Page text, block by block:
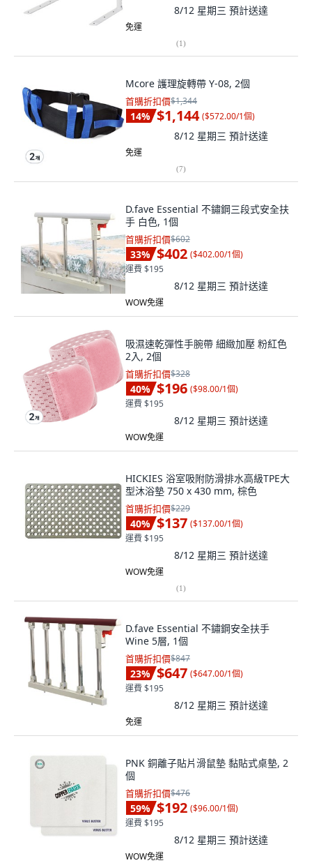
8/12 星期三 預計送達
免運
(1)
Mcore 護理旋轉帶 Y-08, 2個
首購折扣價$1,344
14% $1,144 ($572.00/1個)
8/12 星期三 預計送達
免運
(7)
D.fave Essential 不鏽鋼三段式安全扶
手 白色, 1個
首購折扣價$602
33% $402 ($402.00/1個)
運費 $195
8/12 星期三 預計送達
WOW免運
吸濕速乾彈性手腕帶 細緻加壓 粉紅色
2入, 2個
首購折扣價$328
40% $196 ($98.00/1個)
運費 $195
8/12 星期三 預計送達
WOW免運
HICKIES 浴室吸附防滑排水高級TPE大
型沐浴墊 750 x 430 mm, 棕色
首購折扣價$229
40% $137 ($137.00/1個)
運費 $195
8/12 星期三 預計送達
WOW免運
(1)
D.fave Essential 不鏽鋼安全扶手
Wine 5層, 1個
首購折扣價$847
23% $647 ($647.00/1個)
運費 $195
8/12 星期三 預計送達
免運
PNK 銅離子貼片滑鼠墊 黏貼式桌墊, 2
個
首購折扣價$476
59% $192 ($96.00/1個)
運費 $195
8/12 星期三 預計送達
WOW免運